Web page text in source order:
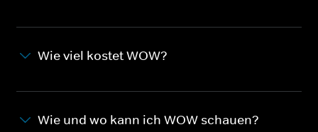
Wie viel kostet WOW?
Wie und wo kann ich WOW schauen?